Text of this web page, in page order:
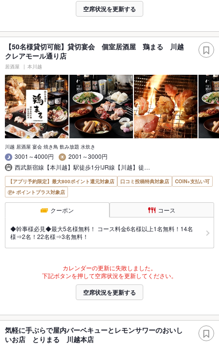
空席状況を更新する
【50名様貸切可能】貸切宴会 個室居酒屋 鶏まる 川越
クレアモール通り店
居酒屋 本川越
川越 居酒屋 宴会 焼き鳥 飲み放題 水炊き
3001～4000円
2001～3000円
西武新宿線【本川越】駅徒歩1分!JR線【川越】徒…
【アプリ予約限定】最大800ポイント還元対象店 口コミ投稿特典対象店
COIN+支払い可
ポイントプラス対象店
クーポン コース
◆幹事様必見◆最大5名様無料！ コース料金6名様以上1名無料！14名
様⇒2名！22名様⇒3名無料！
カレンダーの更新に失敗しました。
下記ボタンを押して空席状況を更新してください。
空席状況を更新する
気軽に手ぶらで屋内バーベキューとレモンサワーのおいし
いお店 とりまる 川越本店